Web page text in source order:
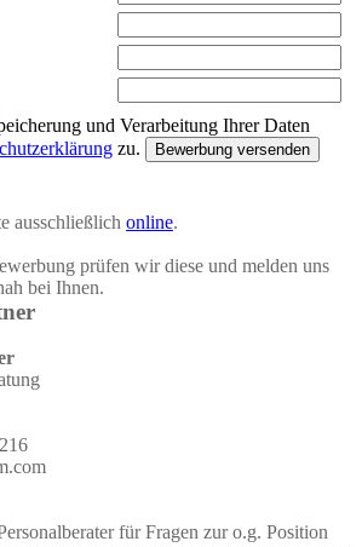
und Verarbeitung Ihrer Daten
zu. Bewerbung versenden
ausschließlich online.
prüfen wir diese und melden uns
bei Ihnen.
für Fragen zur o.g. Position